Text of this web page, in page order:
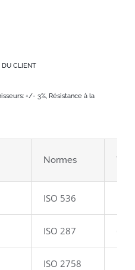
DU CLIENT
+/- 3%, Résistance à la
Normes
ISO 536
ISO 287
ISO 2758